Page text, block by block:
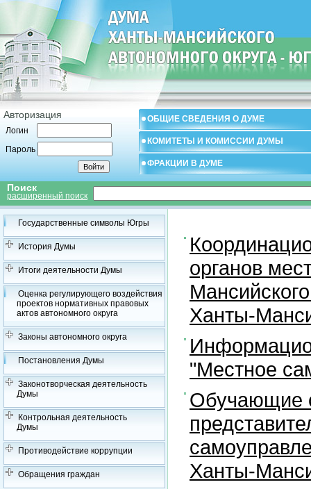
Авторизация
Логин
Пароль
ОБЩИЕ СВЕДЕНИЯ О ДУМЕ
КОМИТЕТЫ И КОМИССИИ ДУМЫ
ФРАКЦИИ В ДУМЕ
Поиск
расширенный поиск
Государственные символы Югры
История Думы
Итоги деятельности Думы
Оценка регулирующего воздействия
проектов нормативных правовых
актов автономного округа
Законы автономного округа
Постановления Думы
Законотворческая деятельность
Думы
Контрольная деятельность
Думы
Противодействие коррупции
Обращения граждан
органов
Ханты-
"Местное
Обучающие
Ханты-